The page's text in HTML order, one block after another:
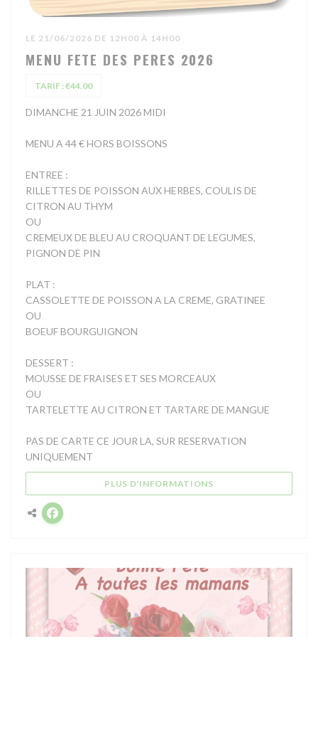
LE 21/06/2026 DE 12H00 À 14H00
MENU FETE DES PERES 2026
TARIF : €44.00
DIMANCHE 21 JUIN 2026 MIDI
MENU A 44 € HORS BOISSONS
ENTREE :
RILLETTES DE POISSON AUX HERBES, COULIS DE
CITRON AU THYM
OU
CREMEUX DE BLEU AU CROQUANT DE LEGUMES,
PIGNON DE PIN
PLAT :
CASSOLETTE DE POISSON A LA CREME, GRATINEE
OU
BOEUF BOURGUIGNON
DESSERT :
MOUSSE DE FRAISES ET SES MORCEAUX
OU
TARTELETTE AU CITRON ET TARTARE DE MANGUE
PAS DE CARTE CE JOUR LA, SUR RESERVATION
UNIQUEMENT
PLUS D'INFORMATIONS((OUVRE UNE
Facebook ((ouvre une nouvelle fenêtre))